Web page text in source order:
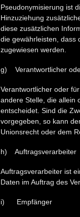
Pseudonymisierung ist
Hinzuziehung
diese zusätzlichen
die gewährleisten, dass
zugewiesen werden.
g) Verantwortlicher
Verantwortlicher oder
andere Stelle, die allein
entscheidet. Sind die
vorgegeben, so kann
Unionsrecht oder dem
h) Auftragsverarbeiter
Auftragsverarbeiter ist
Daten im Auftrag des
i) Empfänger